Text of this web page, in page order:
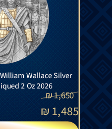
Wallace Silver
2 Oz 2026
1,650
₪
1,485
₪